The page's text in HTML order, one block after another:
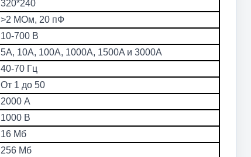
320*240
>2 МОм, 20 пФ
10-700 В
5A, 10A, 100A, 1000A, 1500A и 3000A
40-70 Гц
От 1 до 50
2000 А
1000 В
16 Мб
256 Мб